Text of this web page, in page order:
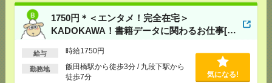
1750円＊＜エンタメ！完全在宅＞
KADOKAWA！書籍データに関わるお仕事[派
給与 時給1750円
勤務地
飯田橋駅から徒歩3分 / 九段下駅から
徒歩7分
気になる!
期間限定×週3日扶養内OK！社団法人で簡単事務&会
議準備＊50代活躍中[派遣]
[交通費]交通費支給(社内規定あり)
[勤務地]虎ノ門駅から徒歩3分/霞ケ関(東京都)駅か
気になる！